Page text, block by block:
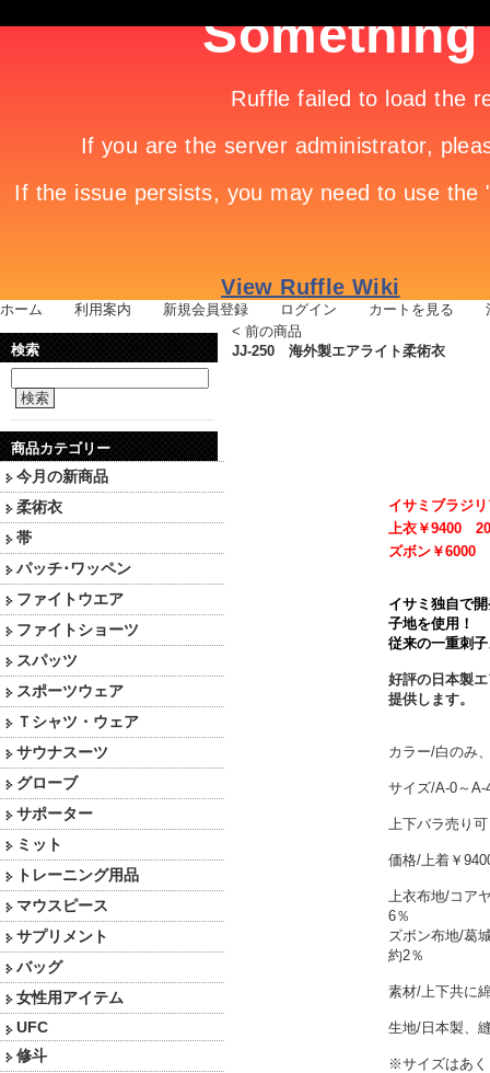
ホーム 利用案内 新規会員登録 ログイン カートを見る
検索
検索
商品カテゴリー
今月の新商品
柔術衣
帯
パッチ･ワッペン
ファイトウエア
ファイトショーツ
スパッツ
スポーツウェア
Ｔシャツ・ウェア
サウナスーツ
グローブ
サポーター
ミット
トレーニング用品
マウスピース
サプリメント
バッグ
女性用アイテム
UFC
修斗
< 前の商品
JJ-250 海外製エアライト柔術衣
イサミブラジ
上衣￥9400
ズボン￥
イサミ独自で
子地を使用！
従来の一重刺
好評の日本製
提供します。
カラー/白のみ
サイズ/A-0～A-
上下バラ売り
価格/上着￥
上衣布地/コア
6％
ズボン布地/葛
約2％
素材/上下共に
生地/日本製、
※サイズはあく